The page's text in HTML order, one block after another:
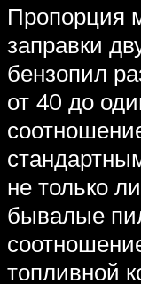
Пропорция
заправки
бензопил
от 40 до
не только
бывалые
топливной